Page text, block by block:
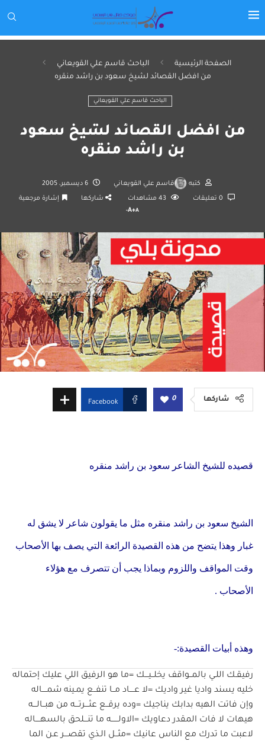
الصفحة الرئيسية
الباحث قاسم علي القويعاني
من افضل القصائد لشيخ سعود بن راشد منقره
الباحث قاسم علي القويعاني
من افضل القصائد لشيخ سعود
بن راشد منقره
كتبه قاسم علي القويعاني 6 ديسمبر، 2005
43 مشاهدات شاركها
إشارة مرجعية
A+A-
شاركها 0
Facebook
قصيده للشيخ الشاعر سعود بن راشد منقره
الشيخ سعود بن راشد منقره مثل ما يقولون شاعر لا يشق له
غبار وهذا يتضح من هذه القصيدة الرائعة التي يصف بها الأصحاب
وقت المواقف واللزوم وبماذا يجب أن تتصرف مع هؤلاء
الأصحاب .
وهذه أبيات القصيدة:-
رفيقـك اللـي بالمــواقف يخلــيـــك =ما هو الرفيق اللي عليك إحتماله
خليه يسند واديا غير واديك =لا عــــاد مــا تنفــع يمـينه شمــــاله
وإن فاتت الهيه بدابك يناجيك =وده يرقــع عثـــرتـــه من هبــالـــه
هيهات لا فات المقدر دعاويك =الاولــــــه ما تنـــلحق بالسهــــاله
لاعبت ما تدرك مع الناس عانيك =مثــل الـذي تقصـــر عـن الما